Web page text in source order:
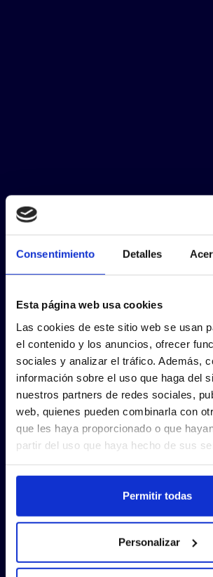
Consentimiento Detalles
Esta página web usa cookies
Las cookies de este sitio web se usan
el contenido y los anuncios, ofrecer
sociales y analizar el tráfico. Además,
información sobre el uso que haga del
nuestros partners de redes sociales,
web, quienes pueden combinarla con
que les haya proporcionado o que
partir del uso que haya hecho de sus
Permitir todas
Personalizar